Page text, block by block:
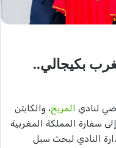
بكيجالي..
لنادي المريخ، والكابتن
سفارة المملكة المغربية
النادي لبحث سبل